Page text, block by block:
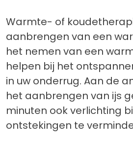
Warmte- of
aanbrengen van een
het nemen van een
helpen bij het
in uw onderrug. Aan de
het aanbrengen van ijs
minuten ook verlichting
ontstekingen te